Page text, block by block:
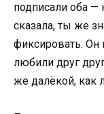
подписали оба —
сказала, ты же
фиксировать. Он
любили друг
же далёкой, как